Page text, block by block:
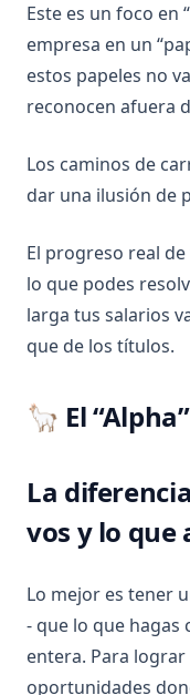
Este es un foco en
empresa en un
estos papeles no
reconocen afuera
Los caminos de
dar una ilusión de
El progreso real
lo que podes
larga tus salarios
que de los títulos.
🦙 El “Alpha”
La
vos y lo
Lo mejor es tener
- que lo que hagas
entera. Para
oportunidades